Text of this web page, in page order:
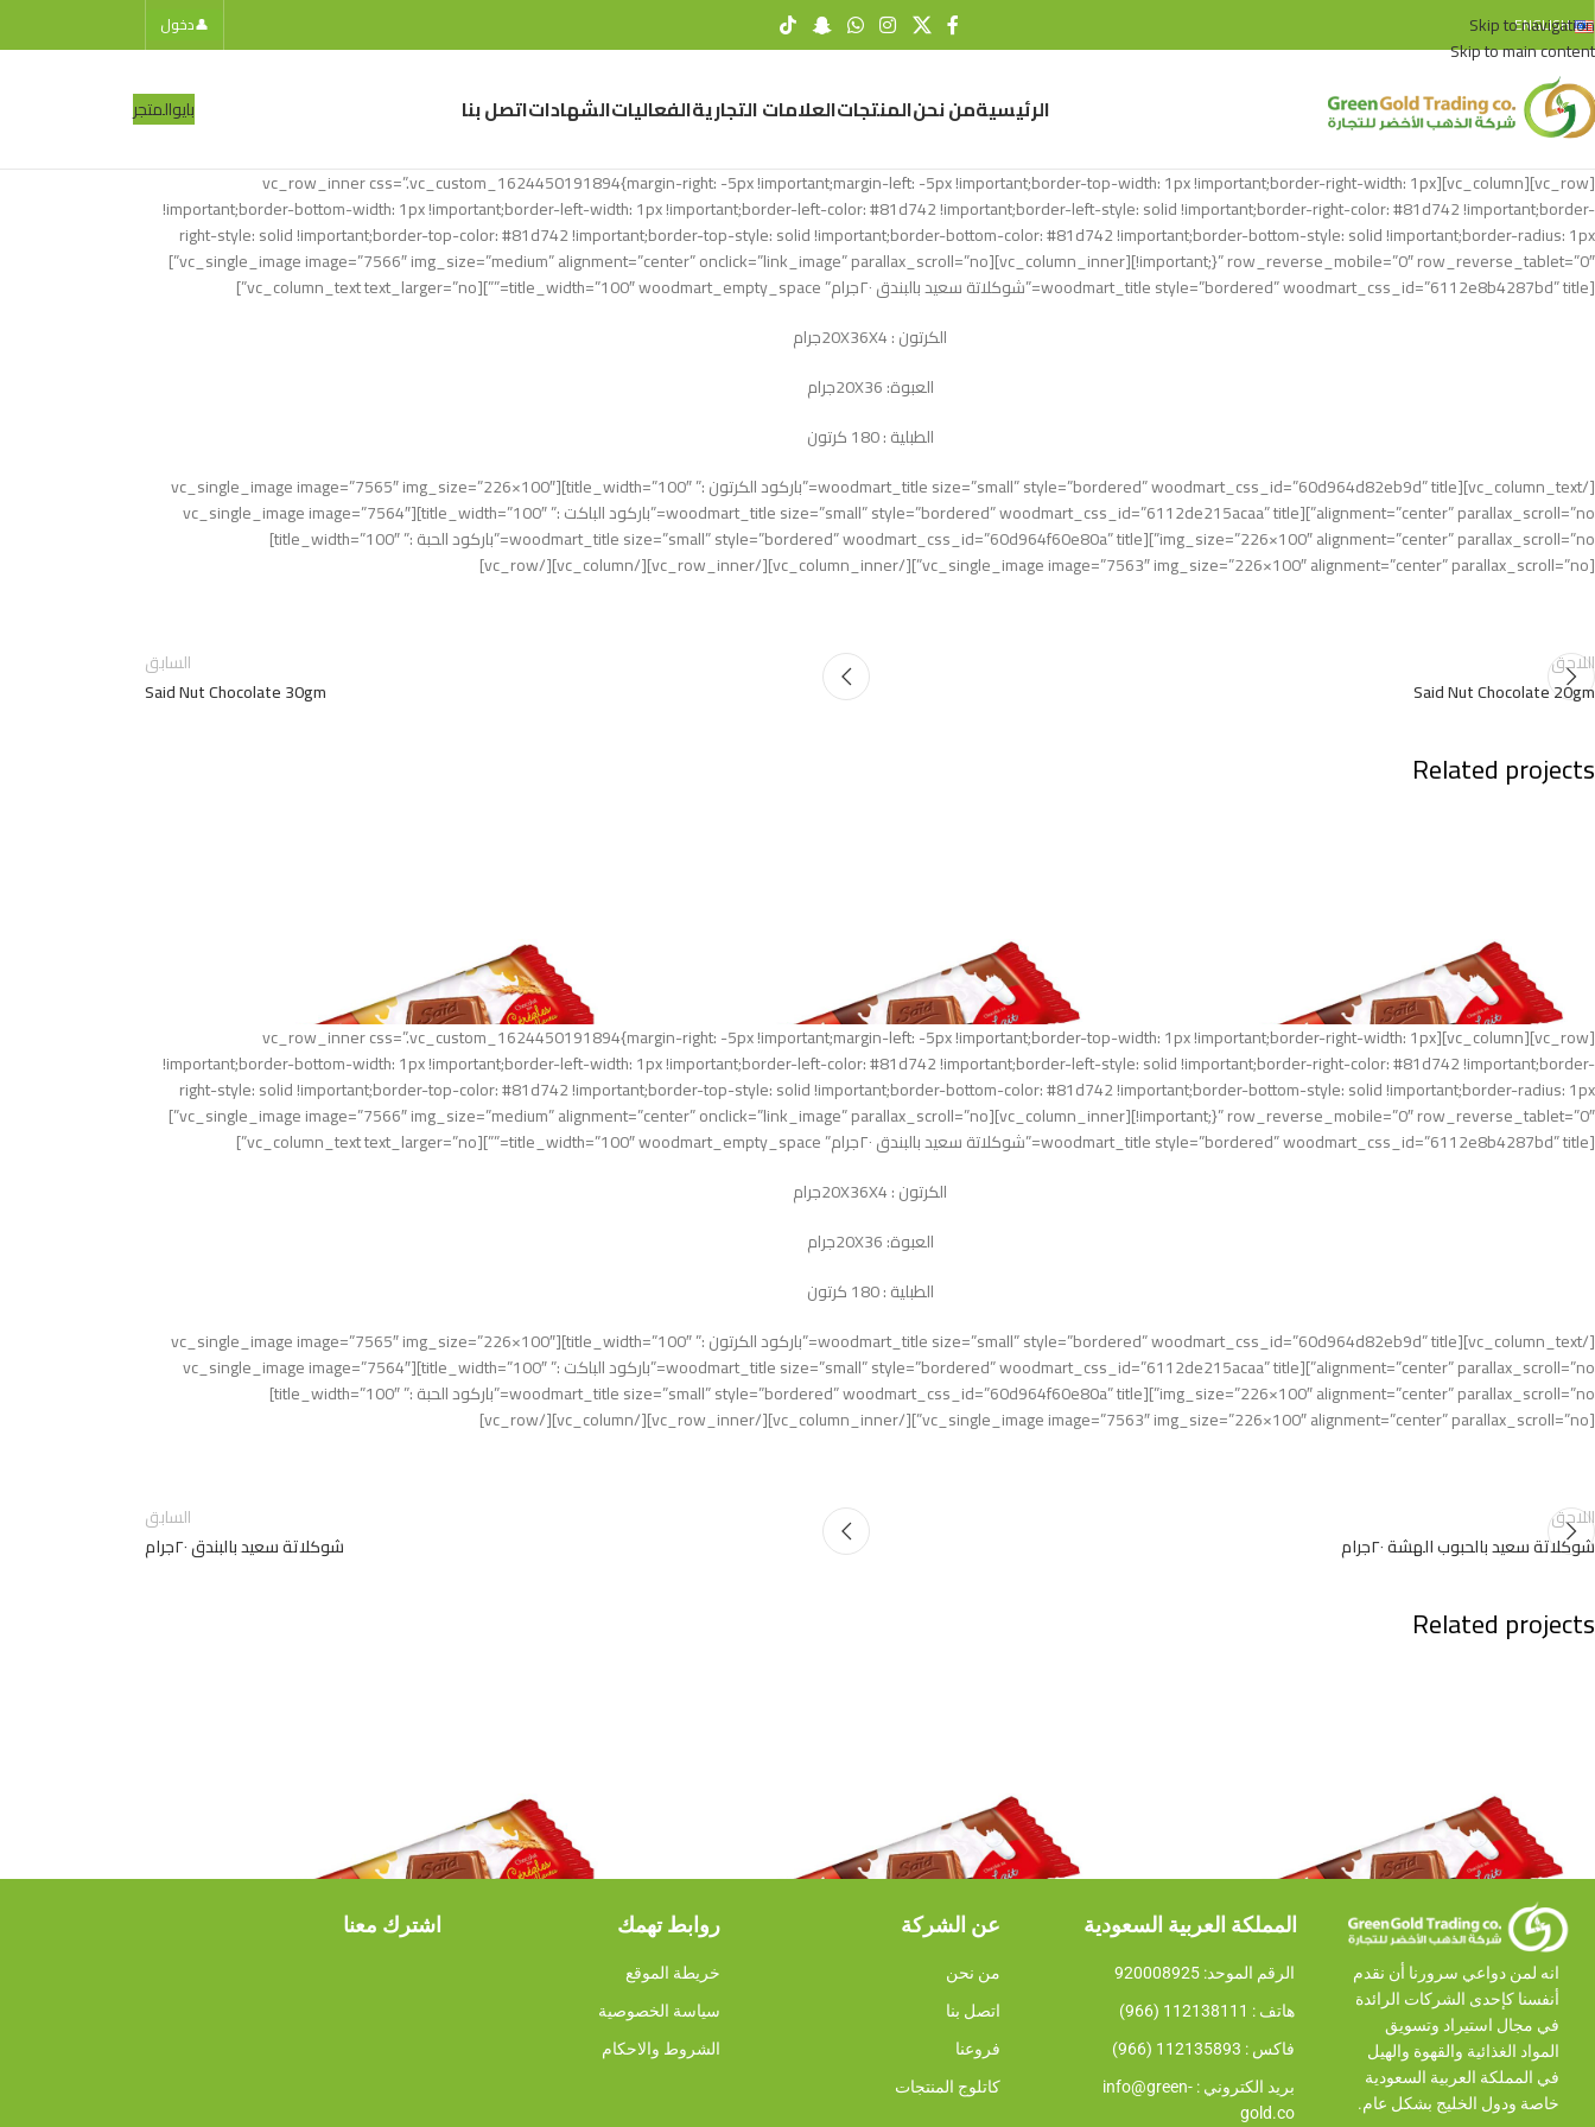
Skip to navigation
Skip to main content
ENGLISH
👤دخول
الرئيسيةمن نحنالمنتجاتالعلامات التجاريةالفعالياتالشهاداتاتصل بنا بايوالمتجر
[vc_row][vc_column][vc_row_inner css=”.vc_custom_1624450191894{margin-right: -5px !important;margin-left: -5px !important;border-top-width: 1px !important;border-right-width: 1px
!important;border-bottom-width: 1px !important;border-left-width: 1px !important;border-left-color: #81d742 !important;border-left-style: solid !important;border-right-color: #81d742 !important;border-
right-style: solid !important;border-top-color: #81d742 !important;border-top-style: solid !important;border-bottom-color: #81d742 !important;border-bottom-style: solid !important;border-radius: 1px
!important;}” row_reverse_mobile=”0″ row_reverse_tablet=”0″][vc_column_inner][vc_single_image image=”7566″ img_size=”medium” alignment=”center” onclick=”link_image” parallax_scroll=”no”]
[woodmart_title style=”bordered” woodmart_css_id=”6112e8b4287bd” title=”شوكلاتة سعيد بالبندق ٢٠جرام” title_width=”100″ woodmart_empty_space=””][vc_column_text text_larger=”no”]
الكرتون : 20X36X4جرام
العبوة: 20X36جرام
الطبلية : 180 كرتون
[/vc_column_text][woodmart_title size=”small” style=”bordered” woodmart_css_id=”60d964d82eb9d” title=”باركود الكرتون :” title_width=”100″][vc_single_image image=”7565″ img_size=”226×100″
alignment=”center” parallax_scroll=”no”][woodmart_title size=”small” style=”bordered” woodmart_css_id=”6112de215acaa” title=”باركود الباكت :” title_width=”100″][vc_single_image image=”7564″
img_size=”226×100″ alignment=”center” parallax_scroll=”no”][woodmart_title size=”small” style=”bordered” woodmart_css_id=”60d964f60e80a” title=”باركود الحبة :” title_width=”100″]
[vc_single_image image=”7563″ img_size=”226×100″ alignment=”center” parallax_scroll=”no”][/vc_column_inner][/vc_row_inner][/vc_column][/vc_row]
اللاحق
Said Nut Chocolate 20gm
السابق
Said Nut Chocolate 30gm
Related projects
سعيد
شوكلاتة سعيد بالحليب ٢٠جرام
سعيد
said Milk Chocolate 20gm
سعيد
شوكلاتة سعيد بالحبوب الهشة ٢٠جرام
[vc_row][vc_column][vc_row_inner css=”.vc_custom_1624450191894{margin-right: -5px !important;margin-left: -5px !important;border-top-width: 1px !important;border-right-width: 1px
!important;border-bottom-width: 1px !important;border-left-width: 1px !important;border-left-color: #81d742 !important;border-left-style: solid !important;border-right-color: #81d742 !important;border-
right-style: solid !important;border-top-color: #81d742 !important;border-top-style: solid !important;border-bottom-color: #81d742 !important;border-bottom-style: solid !important;border-radius: 1px
!important;}” row_reverse_mobile=”0″ row_reverse_tablet=”0″][vc_column_inner][vc_single_image image=”7566″ img_size=”medium” alignment=”center” onclick=”link_image” parallax_scroll=”no”]
[woodmart_title style=”bordered” woodmart_css_id=”6112e8b4287bd” title=”شوكلاتة سعيد بالبندق ٢٠جرام” title_width=”100″ woodmart_empty_space=””][vc_column_text text_larger=”no”]
الكرتون : 20X36X4جرام
العبوة: 20X36جرام
الطبلية : 180 كرتون
[/vc_column_text][woodmart_title size=”small” style=”bordered” woodmart_css_id=”60d964d82eb9d” title=”باركود الكرتون :” title_width=”100″][vc_single_image image=”7565″ img_size=”226×100″
alignment=”center” parallax_scroll=”no”][woodmart_title size=”small” style=”bordered” woodmart_css_id=”6112de215acaa” title=”باركود الباكت :” title_width=”100″][vc_single_image image=”7564″
img_size=”226×100″ alignment=”center” parallax_scroll=”no”][woodmart_title size=”small” style=”bordered” woodmart_css_id=”60d964f60e80a” title=”باركود الحبة :” title_width=”100″]
[vc_single_image image=”7563″ img_size=”226×100″ alignment=”center” parallax_scroll=”no”][/vc_column_inner][/vc_row_inner][/vc_column][/vc_row]
اللاحق
شوكلاتة سعيد بالحبوب الهشة ٢٠جرام
السابق
شوكلاتة سعيد بالبندق ٢٠جرام
Related projects
سعيد
شوكلاتة سعيد بالحليب ٢٠جرام
سعيد
said Milk Chocolate 20gm
سعيد
انه لمن دواعي سرورنا أن نقدم
أنفسنا كإحدى الشركات الرائدة
في مجال استيراد وتسويق
المواد الغذائية والقهوة والهيل
في المملكة العربية السعودية
خاصة ودول الخليج بشكل عام.
المملكة العربية السعودية
الرقم الموحد: 920008925​
هاتف : 112138111 (966)
فاكس : 112135893 (966)
بريد الكتروني : info@green-
gold.co
عن الشركة
من نحن
اتصل بنا
فروعنا
كاتلوج المنتجات
روابط تهمك
خريطة الموقع
سياسة الخصوصية
الشروط والاحكام
اشترك معنا